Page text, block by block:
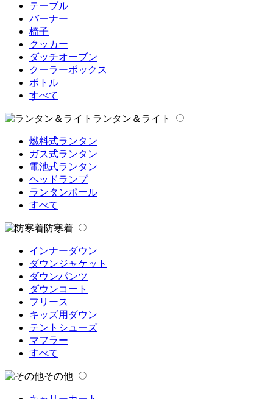
テーブル
バーナー
椅子
クッカー
ダッチオーブン
クーラーボックス
ボトル
すべて
ランタン＆ライト
燃料式ランタン
ガス式ランタン
電池式ランタン
ヘッドランプ
ランタンポール
すべて
防寒着
インナーダウン
ダウンジャケット
ダウンパンツ
ダウンコート
フリース
キッズ用ダウン
テントシューズ
マフラー
すべて
その他